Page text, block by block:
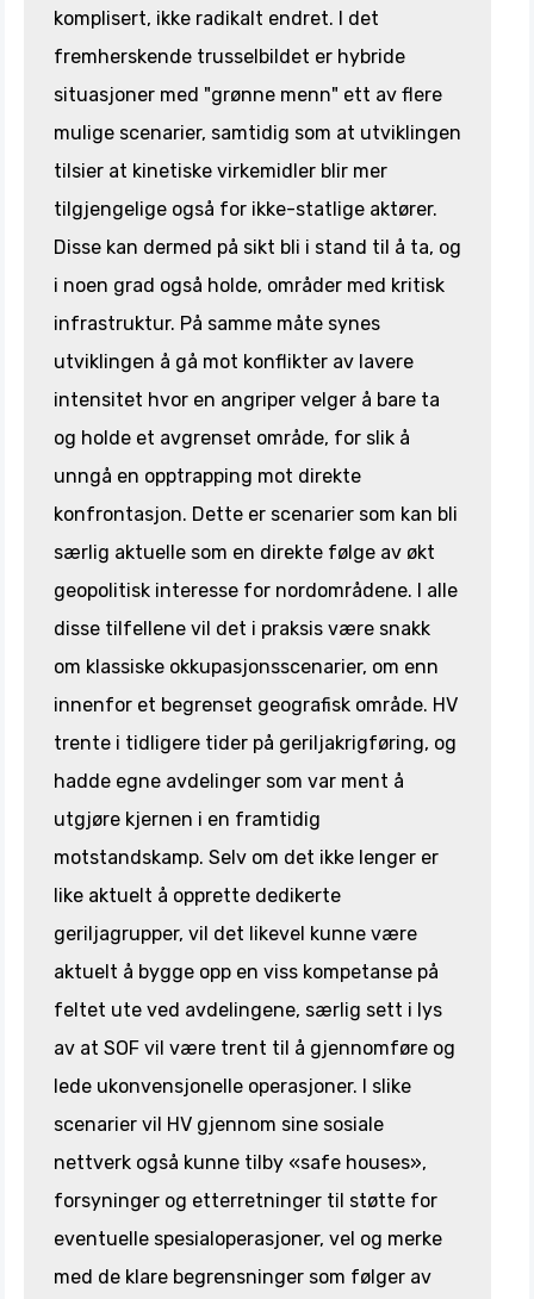
komplisert, ikke radikalt endret. I det
fremherskende trusselbildet er hybride
situasjoner med "grønne menn" ett av flere
mulige scenarier, samtidig som at utviklingen
tilsier at kinetiske virkemidler blir mer
tilgjengelige også for ikke-statlige aktører.
Disse kan dermed på sikt bli i stand til å ta, og
i noen grad også holde, områder med kritisk
infrastruktur. På samme måte synes
utviklingen å gå mot konflikter av lavere
intensitet hvor en angriper velger å bare ta
og holde et avgrenset område, for slik å
unngå en opptrapping mot direkte
konfrontasjon. Dette er scenarier som kan bli
særlig aktuelle som en direkte følge av økt
geopolitisk interesse for nordområdene. I alle
disse tilfellene vil det i praksis være snakk
om klassiske okkupasjonsscenarier, om enn
innenfor et begrenset geografisk område. HV
trente i tidligere tider på geriljakrigføring, og
hadde egne avdelinger som var ment å
utgjøre kjernen i en framtidig
motstandskamp. Selv om det ikke lenger er
like aktuelt å opprette dedikerte
geriljagrupper, vil det likevel kunne være
aktuelt å bygge opp en viss kompetanse på
feltet ute ved avdelingene, særlig sett i lys
av at SOF vil være trent til å gjennomføre og
lede ukonvensjonelle operasjoner. I slike
scenarier vil HV gjennom sine sosiale
nettverk også kunne tilby «safe houses»,
forsyninger og etterretninger til støtte for
eventuelle spesialoperasjoner, vel og merke
med de klare begrensninger som følger av